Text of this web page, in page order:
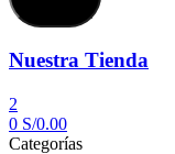
Nuestra Tienda
2
0 S/0.00
Categorías